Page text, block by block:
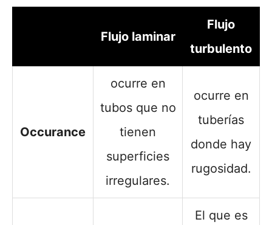
Flujo laminar
Flujo
turbulento
Occurance
ocurre en
tubos que no
tienen
superficies
irregulares.
ocurre en
tuberías
donde hay
rugosidad.
El que es